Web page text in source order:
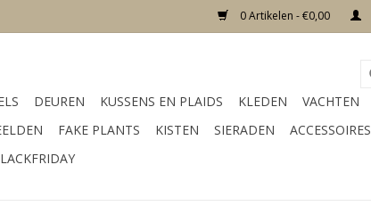
0 Artikelen - €0,00
DEUREN KUSSENS EN PLAIDS KLEDEN VACHTEN
FAKE PLANTS KISTEN SIERADEN ACCESSOIRES